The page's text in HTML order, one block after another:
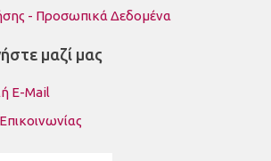
- Προσωπικά Δεδομένα
μαζί μας
E-Mail